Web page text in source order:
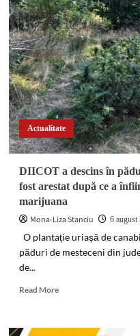
două
autoturisme
pe
o
stradă
din
Găești.
Ambii
șoferi
au
avut
nevoie
îngrijiri
medicale
Actualitate
DIICOT a descins în
fost arestat după ce a
marijuana
Mona-Liza Stanciu
6 august
O plantație uriașă de
păduri de mesteceni din
de...
Read MoreRead
DIICOT